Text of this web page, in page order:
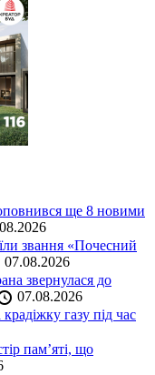
ще 8 новими
звання «Почесний
07.08.2026
звернулася до
07.08.2026
газу під час
пам’яті, що